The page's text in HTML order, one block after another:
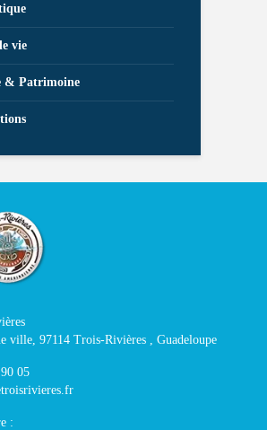
vie
& Patrimoine
ville, 97114 Trois-Rivières , Guadeloupe
05
: